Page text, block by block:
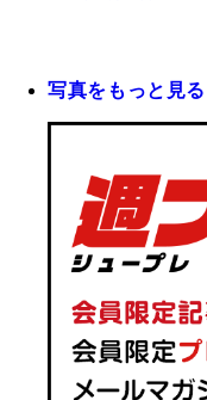
写真をもっと見る